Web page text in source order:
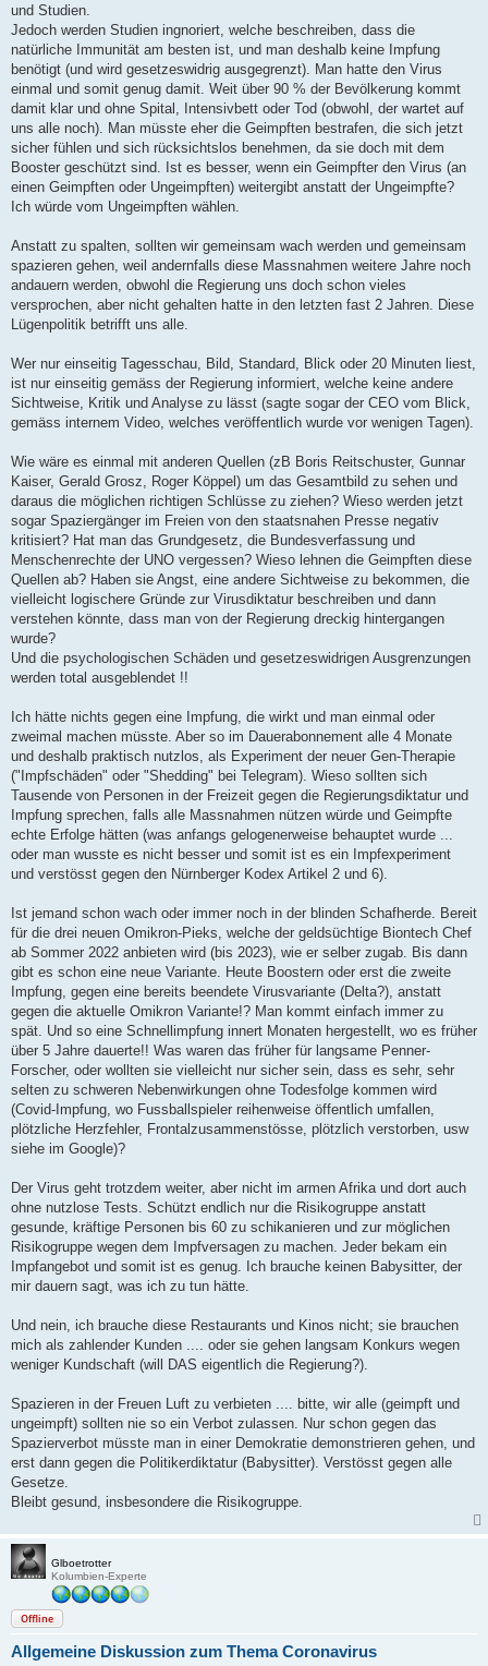
und Studien.
Jedoch werden Studien ingnoriert, welche beschreiben, dass die
natürliche Immunität am besten ist, und man deshalb keine Impfung
benötigt (und wird gesetzeswidrig ausgegrenzt). Man hatte den Virus
einmal und somit genug damit. Weit über 90 % der Bevölkerung kommt
damit klar und ohne Spital, Intensivbett oder Tod (obwohl, der wartet auf
uns alle noch). Man müsste eher die Geimpften bestrafen, die sich jetzt
sicher fühlen und sich rücksichtslos benehmen, da sie doch mit dem
Booster geschützt sind. Ist es besser, wenn ein Geimpfter den Virus (an
einen Geimpften oder Ungeimpften) weitergibt anstatt der Ungeimpfte?
Ich würde vom Ungeimpften wählen.
Anstatt zu spalten, sollten wir gemeinsam wach werden und gemeinsam
spazieren gehen, weil andernfalls diese Massnahmen weitere Jahre noch
andauern werden, obwohl die Regierung uns doch schon vieles
versprochen, aber nicht gehalten hatte in den letzten fast 2 Jahren. Diese
Lügenpolitik betrifft uns alle.
Wer nur einseitig Tagesschau, Bild, Standard, Blick oder 20 Minuten liest,
ist nur einseitig gemäss der Regierung informiert, welche keine andere
Sichtweise, Kritik und Analyse zu lässt (sagte sogar der CEO vom Blick,
gemäss internem Video, welches veröffentlich wurde vor wenigen Tagen).
Wie wäre es einmal mit anderen Quellen (zB Boris Reitschuster, Gunnar
Kaiser, Gerald Grosz, Roger Köppel) um das Gesamtbild zu sehen und
daraus die möglichen richtigen Schlüsse zu ziehen? Wieso werden jetzt
sogar Spaziergänger im Freien von den staatsnahen Presse negativ
kritisiert? Hat man das Grundgesetz, die Bundesverfassung und
Menschenrechte der UNO vergessen? Wieso lehnen die Geimpften diese
Quellen ab? Haben sie Angst, eine andere Sichtweise zu bekommen, die
vielleicht logischere Gründe zur Virusdiktatur beschreiben und dann
verstehen könnte, dass man von der Regierung dreckig hintergangen
wurde?
Und die psychologischen Schäden und gesetzeswidrigen Ausgrenzungen
werden total ausgeblendet !!
Ich hätte nichts gegen eine Impfung, die wirkt und man einmal oder
zweimal machen müsste. Aber so im Dauerabonnement alle 4 Monate
und deshalb praktisch nutzlos, als Experiment der neuer Gen-Therapie
("Impfschäden" oder "Shedding" bei Telegram). Wieso sollten sich
Tausende von Personen in der Freizeit gegen die Regierungsdiktatur und
Impfung sprechen, falls alle Massnahmen nützen würde und Geimpfte
echte Erfolge hätten (was anfangs gelogenerweise behauptet wurde ...
oder man wusste es nicht besser und somit ist es ein Impfexperiment
und verstösst gegen den Nürnberger Kodex Artikel 2 und 6).
Ist jemand schon wach oder immer noch in der blinden Schafherde. Bereit
für die drei neuen Omikron-Pieks, welche der geldsüchtige Biontech Chef
ab Sommer 2022 anbieten wird (bis 2023), wie er selber zugab. Bis dann
gibt es schon eine neue Variante. Heute Boostern oder erst die zweite
Impfung, gegen eine bereits beendete Virusvariante (Delta?), anstatt
gegen die aktuelle Omikron Variante!? Man kommt einfach immer zu
spät. Und so eine Schnellimpfung innert Monaten hergestellt, wo es früher
über 5 Jahre dauerte!! Was waren das früher für langsame Penner-
Forscher, oder wollten sie vielleicht nur sicher sein, dass es sehr, sehr
selten zu schweren Nebenwirkungen ohne Todesfolge kommen wird
(Covid-Impfung, wo Fussballspieler reihenweise öffentlich umfallen,
plötzliche Herzfehler, Frontalzusammenstösse, plötzlich verstorben, usw
siehe im Google)?
Der Virus geht trotzdem weiter, aber nicht im armen Afrika und dort auch
ohne nutzlose Tests. Schützt endlich nur die Risikogruppe anstatt
gesunde, kräftige Personen bis 60 zu schikanieren und zur möglichen
Risikogruppe wegen dem Impfversagen zu machen. Jeder bekam ein
Impfangebot und somit ist es genug. Ich brauche keinen Babysitter, der
mir dauern sagt, was ich zu tun hätte.
Und nein, ich brauche diese Restaurants und Kinos nicht; sie brauchen
mich als zahlender Kunden .... oder sie gehen langsam Konkurs wegen
weniger Kundschaft (will DAS eigentlich die Regierung?).
Spazieren in der Freuen Luft zu verbieten .... bitte, wir alle (geimpft und
ungeimpft) sollten nie so ein Verbot zulassen. Nur schon gegen das
Spazierverbot müsste man in einer Demokratie demonstrieren gehen, und
erst dann gegen die Politikerdiktatur (Babysitter). Verstösst gegen alle
Gesetze.
Bleibt gesund, insbesondere die Risikogruppe.
Glboetrotter
Kolumbien-Experte
Offline
Allgemeine Diskussion zum Thema Coronavirus